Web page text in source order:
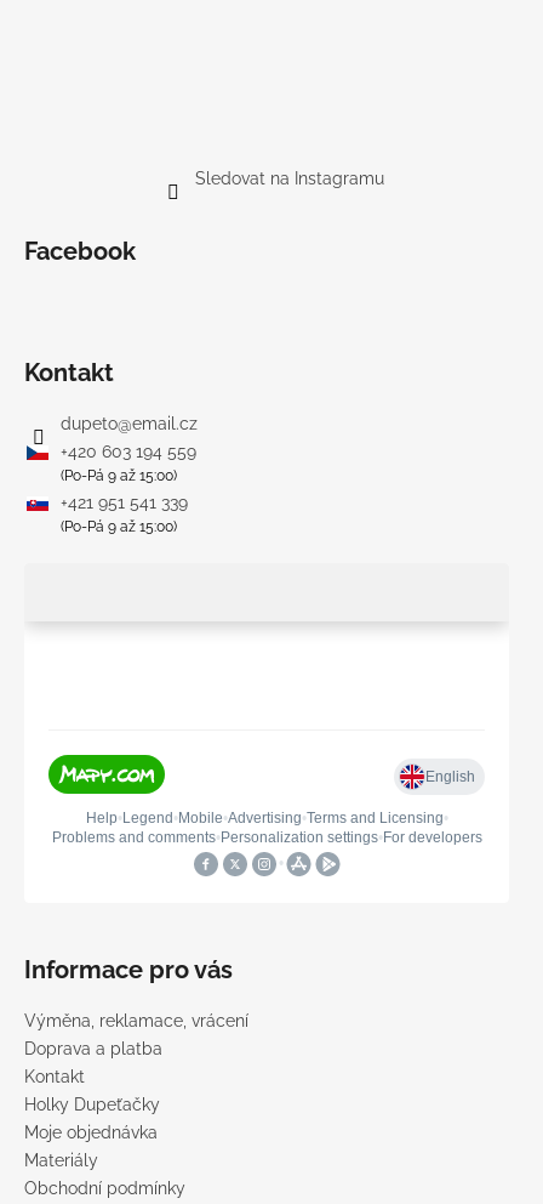
Sledovat na Instagramu
Facebook
Kontakt
dupeto@email.cz
+420 603 194 559
(Po-Pá 9 až 15:00)
+421 951 541 339
(Po-Pá 9 až 15:00)
Informace pro vás
Výměna, reklamace, vrácení
Doprava a platba
Kontakt
Holky Dupeťačky
Moje objednávka
Materiály
Obchodní podmínky